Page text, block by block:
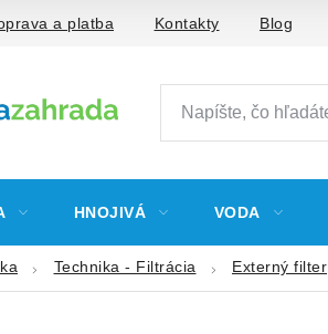
a platba Kontakty Blog
HNOJIVÁ VODA
Technika - Filtrácia Externý filter